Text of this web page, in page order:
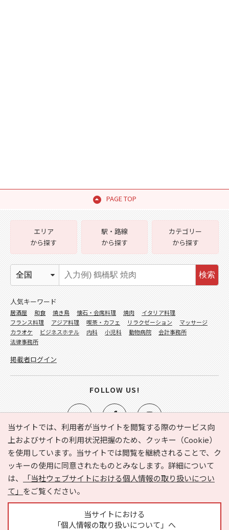
PAGE TOP
当サイトでは、利用者が当サイトを閲覧する際のサービス向
上およびサイトの利用状況把握のため、クッキー（Cookie）
を使用しています。当サイトでは閲覧を継続されることで、ク
ッキーの使用に同意されたものとみなします。詳細について
は、
「当社ウェブサイトにおける個人情報の取り扱いについ
て」 をご覧ください。
当サイトにおける
「個人情報の取り扱いについて」へ
e-NAVITA（イーナビタ）とは？ お気に入り
ヘルプ
利用規約
個人情報の取り扱いについて
運営会社
サイトマップ
広告掲載に関するお問い合わせ
エリア
から探す
駅・路線
から探す
カテゴリー
から探す
検索
人気キーワード
居酒屋 和食 焼き鳥 懐石・会席料理 焼肉
イタリア料理
フランス料理
アジア料理 喫茶・カフェ リラクゼーション
マッサージ
カラオケ
ビジネスホテル 内科 小児科 動物病院
会計事務所
法律事務所
掲載者ログイン
FOLLOW US!